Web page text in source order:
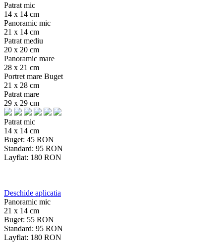
Patrat mic
14 x 14 cm
Panoramic mic
21 x 14 cm
Patrat mediu
20 x 20 cm
Panoramic mare
28 x 21 cm
Portret mare Buget
21 x 28 cm
Patrat mare
29 x 29 cm
Patrat mic
14 x 14 cm
Buget: 45 RON
Standard: 95 RON
Layflat: 180 RON
Deschide aplicatia
Panoramic mic
21 x 14 cm
Buget: 55 RON
Standard: 95 RON
Layflat: 180 RON